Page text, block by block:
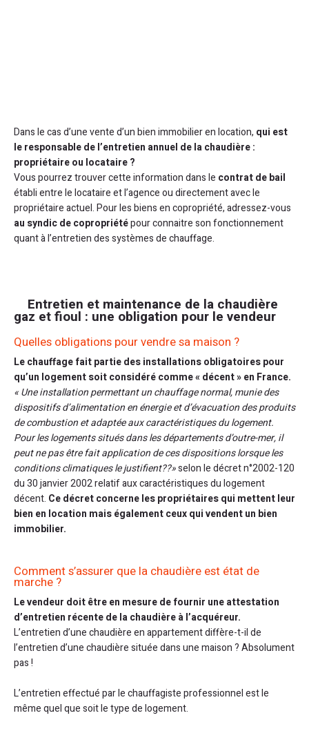
Dans le cas d’une vente d’un bien immobilier en location, qui est
le responsable de l’entretien annuel de la chaudière :
propriétaire ou locataire ?
Vous pourrez trouver cette information dans le contrat de bail
établi entre le locataire et l’agence ou directement avec le
propriétaire actuel. Pour les biens en copropriété, adressez-vous
au syndic de copropriétépour connaitre son fonctionnement
quant à l’entretien des systèmes de chauffage.
Entretien et maintenance de la chaudière
gaz et fioul : une obligation pour le vendeur
Quelles obligations pour vendre sa maison ?
Le chauffage fait partie des installations obligatoires pour
qu’un logement soit considéré comme « décent » en France.
« Une installation permettant un chauffage normal, munie des
dispositifs d’alimentation en énergie et d’évacuation des produits
de combustion et adaptée aux caractéristiques du logement.
Pour les logements situés dans les départements d’outre-mer, il
peut ne pas être fait application de ces dispositions lorsque les
conditions climatiques le justifient??»selon le décret n°2002-120
du 30 janvier 2002 relatif aux caractéristiques du logement
décent. Ce décret concerne les propriétaires qui mettent leur
bien en location mais également ceux qui vendent un bien
immobilier.
Comment s’assurer que la chaudière est état de
marche ?
Le vendeur doit être en mesure de fournir une attestation
d’entretien récente de la chaudière à l’acquéreur.
L’entretien d’une chaudière en appartement diffère-t-il de
l’entretien d’une chaudière située dans une maison ? Absolument
pas !
L’entretien effectué par le chauffagiste professionnel est le
même quel que soit le type de logement.